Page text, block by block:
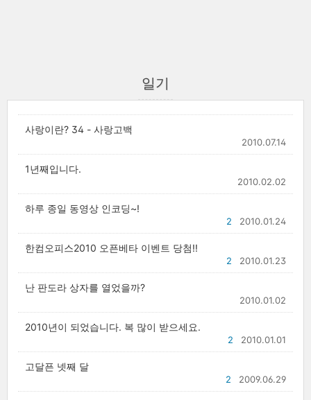
일기
사랑이란? 34 - 사랑고백
2010.07.14
1년째입니다.
2010.02.02
하루 종일 동영상 인코딩~!
2010.01.24
2
한컴오피스2010 오픈베타 이벤트 당첨!!
2010.01.23
2
난 판도라 상자를 열었을까?
2010.01.02
2010년이 되었습니다. 복 많이 받으세요.
2010.01.01
2
고달픈 넷째 달
2009.06.29
2